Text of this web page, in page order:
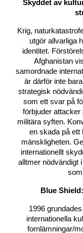
Skyddet av
Krig,
utgör allvarliga
identitet.
Afghanistan
samordnade
är därför inte
strategisk
som ett svar på
förbjuder
militära syften.
en skada på ett
mänskligheten.
internationellt
alltmer nödvändigt
Blue
1996
internationella
fornlämningar/